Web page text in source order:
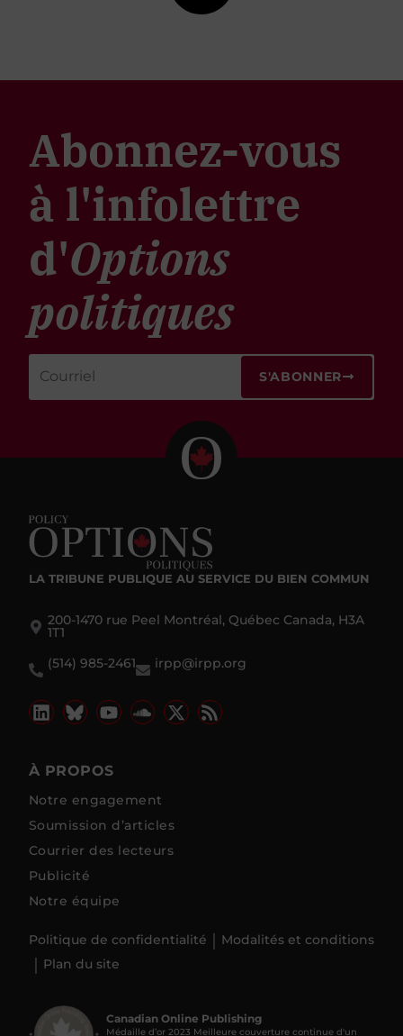
Abonnez-vous
à l'infolettre
d'Options
politiques
S'ABONNER
LA TRIBUNE PUBLIQUE AU SERVICE DU BIEN COMMUN
200-1470 rue Peel Montréal, Québec Canada, H3A
1T1
(514) 985-2461
irpp@irpp.org
À PROPOS
Notre engagement
Soumission d’articles
Courrier des lecteurs
Publicité
Notre équipe
Politique de confidentialité
Modalités et conditions
Plan du site
Canadian Online Publishing
Médaille d’or 2023 Meilleure couverture continue d'un